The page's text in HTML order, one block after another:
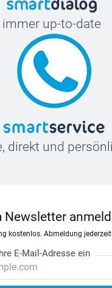
immer up-to-date
direkt und
Newsletter
kostenlos. Abmeldung
E-Mail-Adresse ein